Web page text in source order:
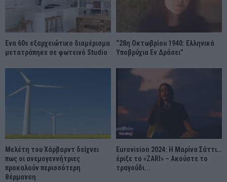
Ένα 60s εξαρχειώτικο διαμέρισμα
μετατράπηκε σε φωτεινό Studio
“28η Οκτωβρίου 1940: Ελληνικά
Υποβρύχια Εν Δράσει”
Μελέτη του Χάρβαρντ δείχνει
πως οι ανεμογεννήτριες
προκαλούν περισσότερη
θέρμανση
Eurovision 2024: Η Μαρίνα Σάττι…
έριξε το «ZARI» – Ακούστε το
τραγούδι...